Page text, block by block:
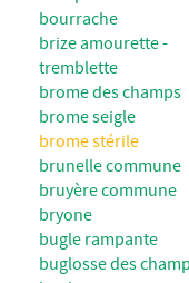
bourrache
brize amourette -
tremblette
brome des champs
brome seigle
brome stérile
brunelle commune
bruyère commune
bryone
bugle rampante
buglosse des